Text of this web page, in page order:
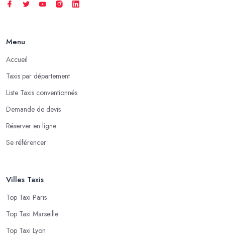
Menu
Accueil
Taxis par département
Liste Taxis conventionnés
Demande de devis
Réserver en ligne
Se référencer
Villes Taxis
Top Taxi Paris
Top Taxi Marseille
Top Taxi Lyon